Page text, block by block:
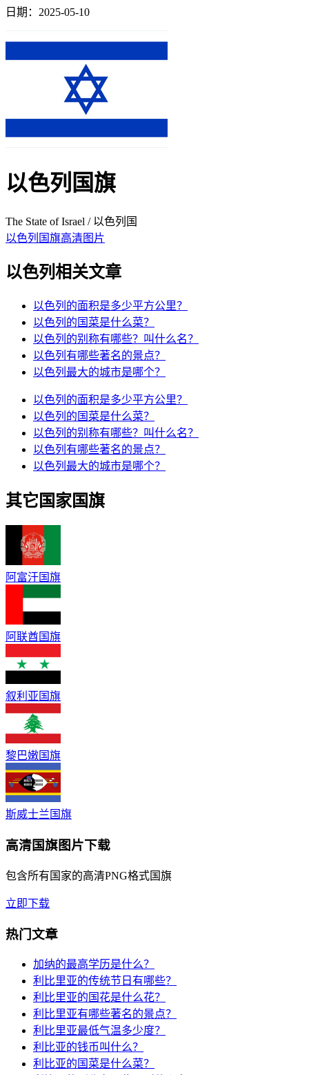
日期：2025-05-10
以色列国旗
The State of Israel / 以色列国
以色列国旗高清图片
以色列相关文章
以色列的面积是多少平方公里？
以色列的国菜是什么菜？
以色列的别称有哪些？叫什么名？
以色列有哪些著名的景点？
以色列最大的城市是哪个？
以色列的面积是多少平方公里？
以色列的国菜是什么菜？
以色列的别称有哪些？叫什么名？
以色列有哪些著名的景点？
以色列最大的城市是哪个？
其它国家国旗
阿富汗国旗
阿联酋国旗
叙利亚国旗
黎巴嫩国旗
斯威士兰国旗
高清国旗图片下载
包含所有国家的高清PNG格式国旗
立即下载
热门文章
加纳的最高学历是什么？
利比里亚的传统节日有哪些？
利比里亚的国花是什么花？
利比里亚有哪些著名的景点？
利比里亚最低气温多少度？
利比亚的钱币叫什么？
利比亚的国菜是什么菜？